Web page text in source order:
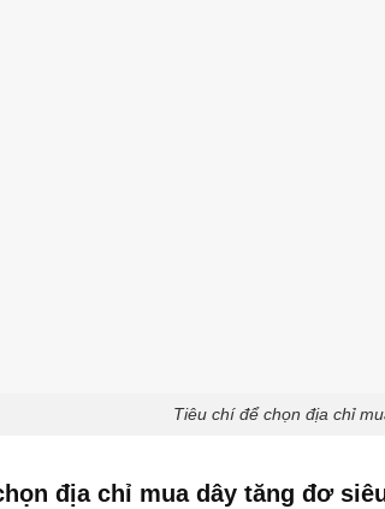
Tiêu chí để chọn địa chỉ
địa chỉ mua dây tăng đơ